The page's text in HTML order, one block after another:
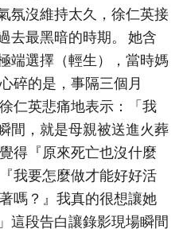
氛沒維持太久，徐仁英接
去最黑暗的時期。 她含
端選擇（輕生），當時媽
碎的是，事隔三個月
仁英悲痛地表示：「我
間，就是母親被送進火葬
得『原來死亡也沒什麼
我要怎麼做才能好好活
嗎？』我真的很想讓她
這段告白讓錄影現場瞬間